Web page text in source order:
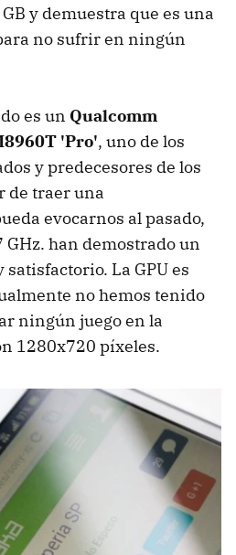
y demuestra que es una
no sufrir en ningún
es un Qualcomm
'Pro', uno de los
y predecesores de los
de traer una
evocarnos al pasado,
GHz. han demostrado un
La GPU es
no hemos tenido
ningún juego en la
1280x720 píxeles.